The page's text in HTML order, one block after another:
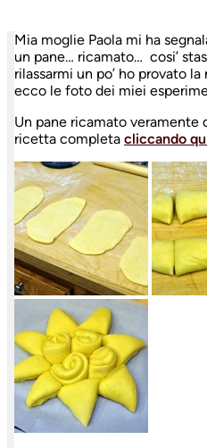
Mia moglie Paola mi ha
un pane… ricamato… cosi’
rilassarmi un po’ ho provato
ecco le foto dei miei
Un pane ricamato veramente
ricetta completa cliccando